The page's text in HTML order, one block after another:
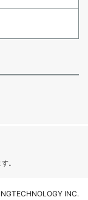
。
INC.